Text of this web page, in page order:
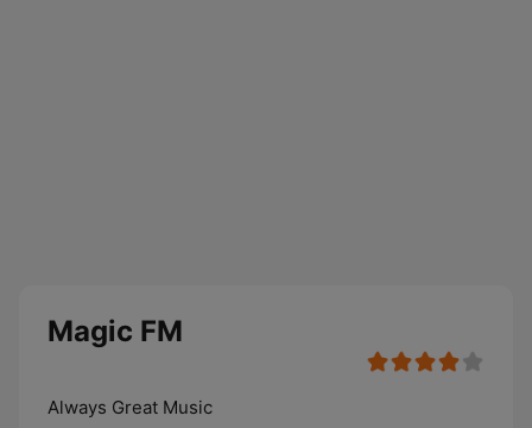
Magic FM
Always Great Music